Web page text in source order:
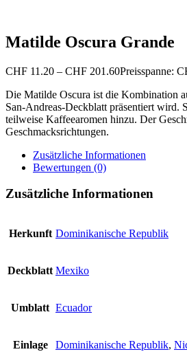
Matilde Oscura Grande
CHF 11.20 – CHF 201.60Preisspanne:
Die Matilde Oscura ist die Kombination
San-Andreas-Deckblatt präsentiert wird.
teilweise Kaffeearomen hinzu. Der
Geschmacksrichtungen.
Zusätzliche Informationen
Bewertungen (0)
Zusätzliche Informationen
Herkunft Dominikanische Republik
Deckblatt Mexiko
Umblatt Ecuador
Einlage Dominikanische Republik,